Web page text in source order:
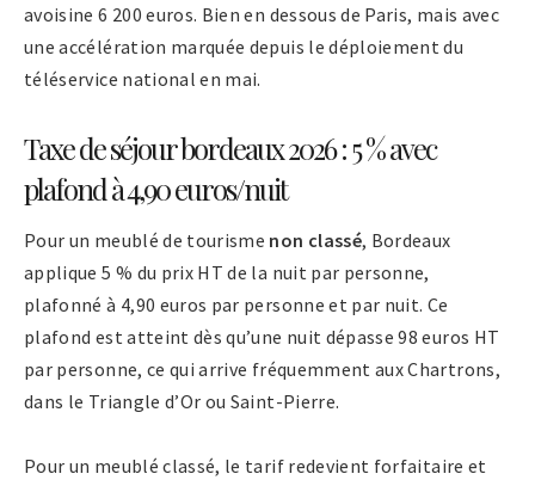
avoisine 6 200 euros. Bien en dessous de Paris, mais avec
une accélération marquée depuis le déploiement du
téléservice national en mai.
Taxe de séjour bordeaux 2026 : 5 % avec
plafond à 4,90 euros/nuit
Pour un meublé de tourisme non classé, Bordeaux
applique 5 % du prix HT de la nuit par personne,
plafonné à 4,90 euros par personne et par nuit. Ce
plafond est atteint dès qu’une nuit dépasse 98 euros HT
par personne, ce qui arrive fréquemment aux Chartrons,
dans le Triangle d’Or ou Saint-Pierre.
Pour un meublé classé, le tarif redevient forfaitaire et